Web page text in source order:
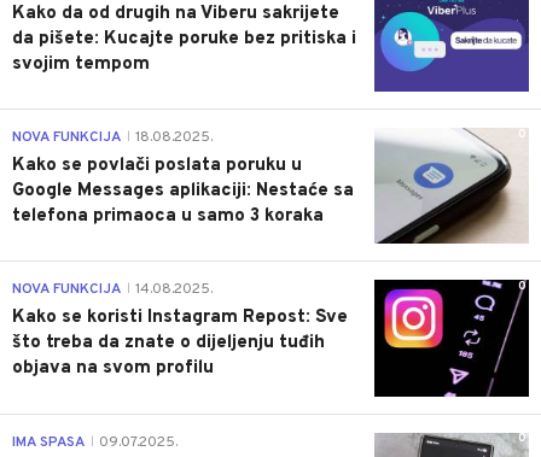
Kako da od drugih na Viberu sakrijete
da pišete: Kucajte poruke bez pritiska i
svojim tempom
0
NOVA FUNKCIJA 18.08.2025.
Kako se povlači poslata poruku u
Google Messages aplikaciji: Nestaće sa
telefona primaoca u samo 3 koraka
0
NOVA FUNKCIJA 14.08.2025.
Kako se koristi Instagram Repost: Sve
što treba da znate o dijeljenju tuđih
objava na svom profilu
0
IMA SPASA 09.07.2025.